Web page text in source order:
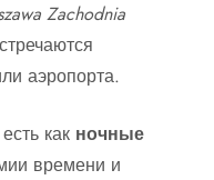
Zachodnia
аэропорта.
как ночные
времени и